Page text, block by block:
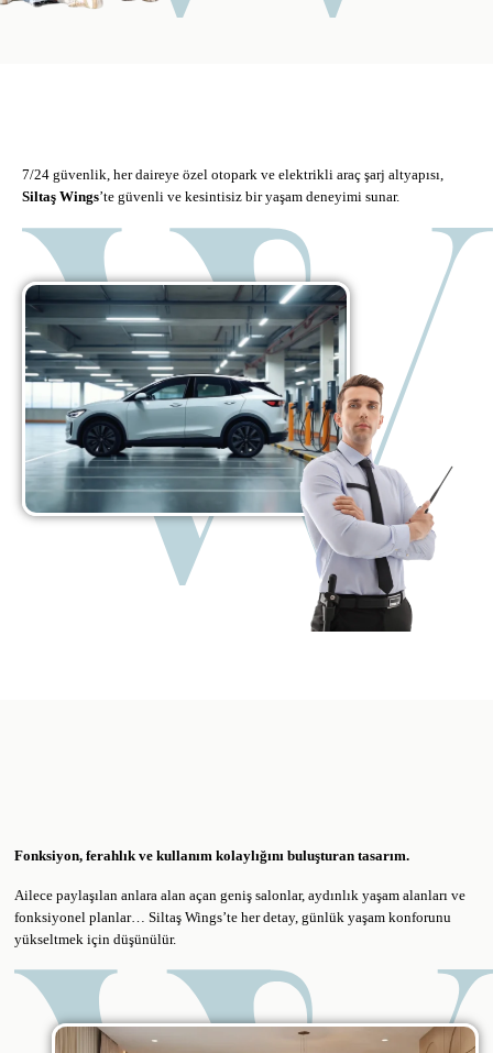
7/24 güvenlik, her daireye özel otopark ve elektrikli araç şarj altyapısı,
Siltaş Wings’te güvenli ve kesintisiz bir yaşam deneyimi sunar.
Fonksiyon, ferahlık ve kullanım kolaylığını buluşturan tasarım.
Ailece paylaşılan anlara alan açan geniş salonlar, aydınlık yaşam alanları ve
fonksiyonel planlar… Siltaş Wings’te her detay, günlük yaşam konforunu
yükseltmek için düşünülür.